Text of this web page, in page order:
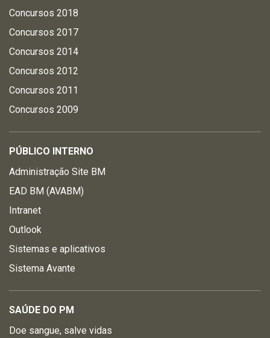
Concursos 2018
Concursos 2017
Concursos 2014
Concursos 2012
Concursos 2011
Concursos 2009
PÚBLICO INTERNO
Administração Site BM
EAD BM (AVABM)
Intranet
Outlook
Sistemas e aplicativos
Sistema Avante
SAÚDE DO PM
Doe sangue, salve vidas